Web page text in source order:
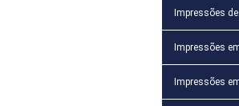
Impressões
Impressões
Impressões